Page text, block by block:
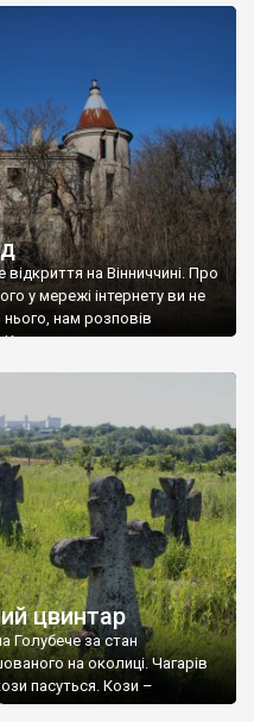
на Вінниччині. Про
у мережі інтернету ви не
нього, нам розповів
вразив не лише
цвинтар
Голубече за стан
на околиці. Чагарів
пасуться. Кози –
для старих кладовищ,